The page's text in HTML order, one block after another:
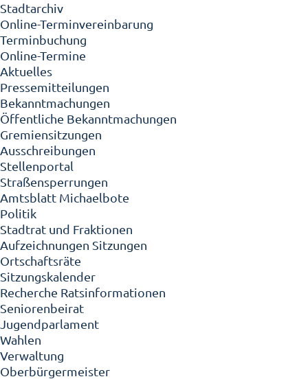
Stadtarchiv
Online-Terminvereinbarung
Terminbuchung
Online-Termine
Aktuelles
Pressemitteilungen
Bekanntmachungen
Öffentliche Bekanntmachungen
Gremiensitzungen
Ausschreibungen
Stellenportal
Straßensperrungen
Amtsblatt Michaelbote
Politik
Stadtrat und Fraktionen
Aufzeichnungen Sitzungen
Ortschaftsräte
Sitzungskalender
Recherche Ratsinformationen
Seniorenbeirat
Jugendparlament
Wahlen
Verwaltung
Oberbürgermeister